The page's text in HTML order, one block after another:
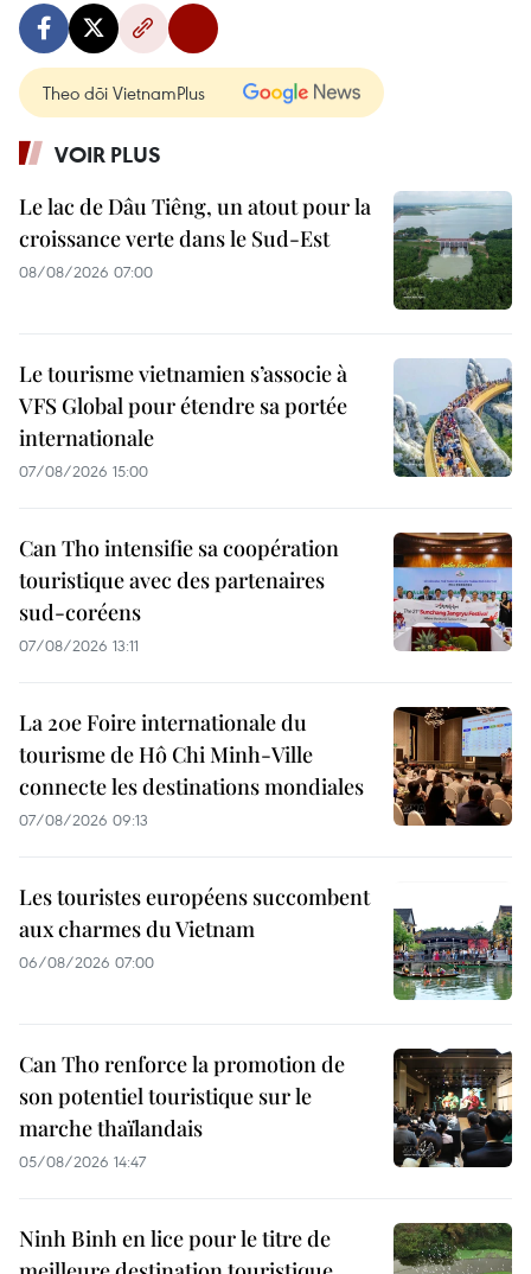
Theo dõi VietnamPlus
VOIR PLUS
Le lac de Dâu Tiêng, un atout pour la
croissance verte dans le Sud-Est
08/08/2026 07:00
Le tourisme vietnamien s’associe à
VFS Global pour étendre sa portée
internationale
07/08/2026 15:00
Can Tho intensifie sa coopération
touristique avec des partenaires
sud-coréens
07/08/2026 13:11
La 20e Foire internationale du
tourisme de Hô Chi Minh-Ville
connecte les destinations mondiales
07/08/2026 09:13
Les touristes européens succombent
aux charmes du Vietnam
06/08/2026 07:00
Can Tho renforce la promotion de
son potentiel touristique sur le
marche thaïlandais
05/08/2026 14:47
Ninh Binh en lice pour le titre de